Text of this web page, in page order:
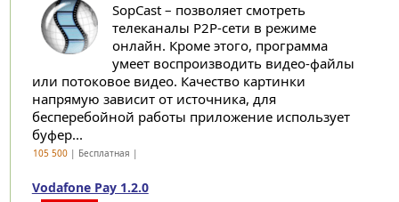
SopCast – позволяет смотреть
телеканалы P2P-сети в режиме
онлайн. Кроме этого, программа
умеет воспроизводить видео-файлы
или потоковое видео. Качество картинки
напрямую зависит от источника, для
бесперебойной работы приложение использует
буфер...
105 500| Бесплатная |
Vodafone Pay 1.2.0